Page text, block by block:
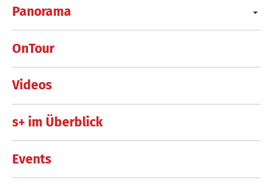
Panorama
OnTour
Videos
s+ im Überblick
Events